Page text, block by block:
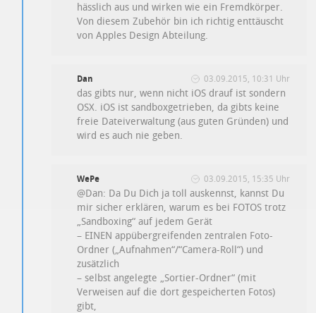
hässlich aus und wirken wie ein Fremdkörper.
Von diesem Zubehör bin ich richtig enttäuscht
von Apples Design Abteilung.
Dan 03.09.2015, 10:31 Uhr
das gibts nur, wenn nicht iOS drauf ist sondern
OSX. iOS ist sandboxgetrieben, da gibts keine
freie Dateiverwaltung (aus guten Gründen) und
wird es auch nie geben.
WePe 03.09.2015, 15:35 Uhr
@Dan: Da Du Dich ja toll auskennst, kannst Du
mir sicher erklären, warum es bei FOTOS trotz
„Sandboxing“ auf jedem Gerät
– EINEN appübergreifenden zentralen Foto-
Ordner („Aufnahmen“/“Camera-Roll“) und
zusätzlich
– selbst angelegte „Sortier-Ordner“ (mit
Verweisen auf die dort gespeicherten Fotos)
gibt,